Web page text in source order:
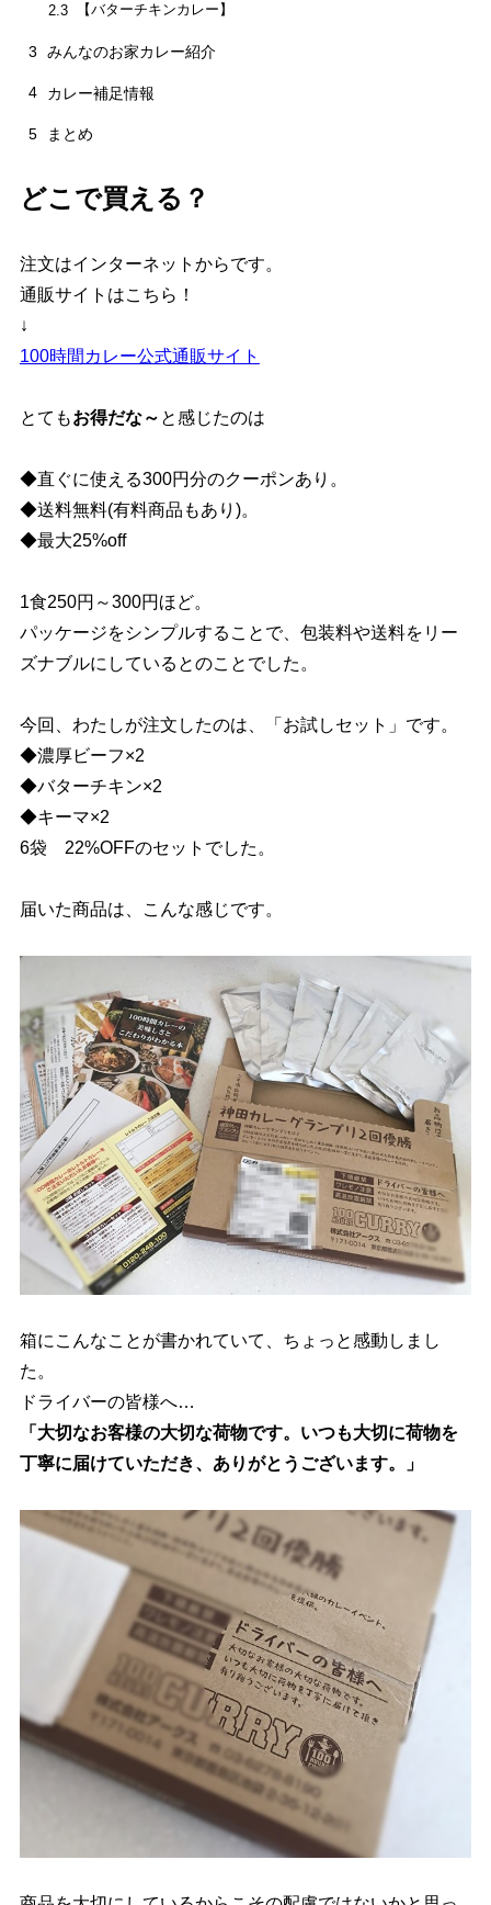
2.3 【バターチキンカレー】
3 みんなのお家カレー紹介
4 カレー補足情報
5 まとめ
どこで買える？
注文はインターネットからです。
通販サイトはこちら！
↓
100時間カレー公式通販サイト
とてもお得だな～ と感じたのは
◆直ぐに使える300円分のクーポンあり。
◆送料無料(有料商品もあり)。
◆最大25%off
1食250円～300円ほど。
パッケージをシンプルすることで、包装料や送料をリー
ズナブルにしているとのことでした。
今回、わたしが注文したのは、「お試しセット」です。
◆濃厚ビーフ×2
◆バターチキン×2
◆キーマ×2
6袋 22%OFFのセットでした。
届いた商品は、こんな感じです。
箱にこんなことが書かれていて、ちょっと感動しまし
た。
ドライバーの皆様へ…
「大切なお客様の大切な荷物です。いつも大切に荷物を
丁寧に届けていただき、ありがとうございます。」